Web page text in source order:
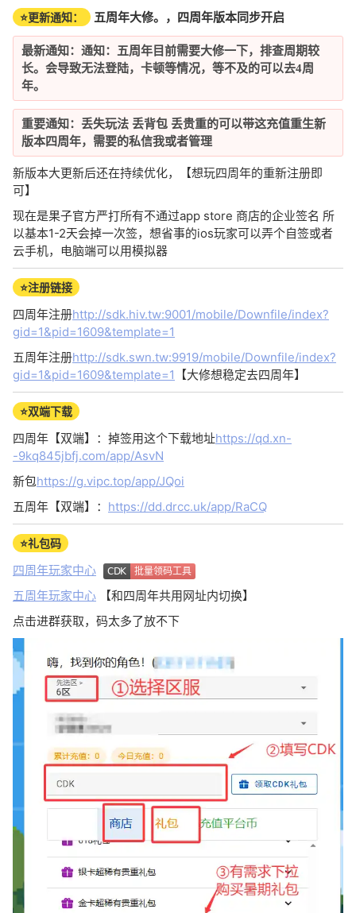
⭐更新通知： 五周年大修。，四周年版本同步开启
最新通知：通知：五周年目前需要大修一下，排查周期较
长。会导致无法登陆，卡顿等情况，等不及的可以去4周
年。
重要通知：丢失玩法 丢背包 丢贵重的可以带这充值重生新
版本四周年，需要的私信我或者管理
新版本大更新后还在持续优化，【想玩四周年的重新注册即
可】
现在是果子官方严打所有不通过app store 商店的企业签名 所
以基本1-2天会掉一次签，想省事的ios玩家可以弄个自签或者
云手机，电脑端可以用模拟器
⭐注册链接
四周年注册http://sdk.hiv.tw:9001/mobile/Downfile/index?
gid=1&pid=1609&template=1
五周年注册http://sdk.swn.tw:9919/mobile/Downfile/index?
gid=1&pid=1609&template=1
【大修想稳定去四周年】
⭐双端下载
四周年【双端】：掉签用这个下载地址https://qd.xn-
-9kq845jbfj.com/app/AsvN
新包https://g.vipc.top/app/JQoi
五周年【双端】： https://dd.drcc.uk/app/RaCQ
⭐礼包码
四周年玩家中心 CDK 批量领码工具
五周年玩家中心 【和四周年共用网址内切换】
点击进群获取，码太多了放不下